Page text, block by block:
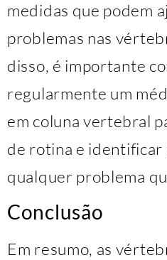
medidas que podem
problemas nas
disso, é importante
regularmente um
em coluna vertebral
de rotina e identificar
qualquer problema
Conclusão
Em resumo, as